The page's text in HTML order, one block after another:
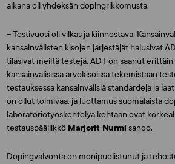
aikana oli yhdeksän dopingrikkomusta.
– Testivuosi oli vilkas ja kiinnostava.
kansainvälisten kisojen järjestäjät halusivat
tilasivat meiltä testejä. ADT on saanut
kansainvälisissä arvokisoissa tekemistään
testauksessa kansainvälisiä standardeja ja
on ollut toimivaa, ja luottamus suomalaista
laboratoriotyöskentelyä kohtaan ovat
testauspäällikkö Marjorit Nurmi sanoo.
Dopingvalvonta on monipuolistunut ja